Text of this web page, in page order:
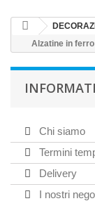
Alzatine in ferro
Chi siamo
Termini
Delivery
I nostri